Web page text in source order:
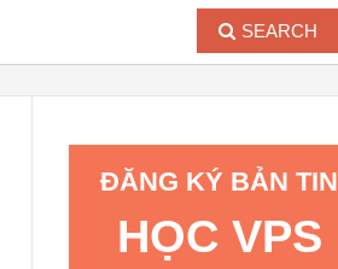
SEARCH
ĐĂNG KÝ BẢN TIN
HỌC VPS